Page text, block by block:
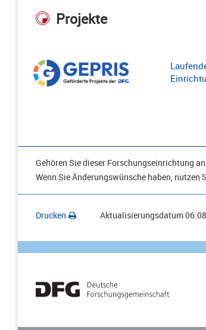
Projekte
Gehören Sie dieser Forschungseinrichtung
Wenn Sie Änderungswünsche haben, nutzen
Drucken Aktualisierungsdatum